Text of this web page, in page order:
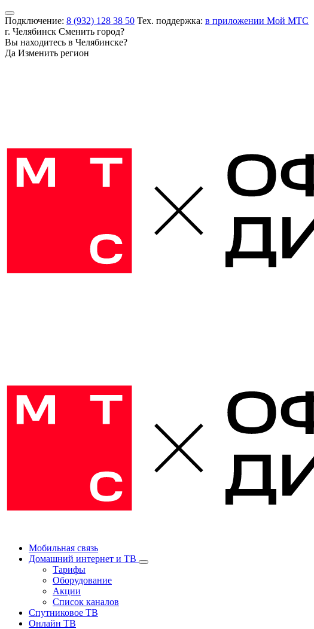
Подключение: 8 (932) 128 38 50 Тех. поддержка: в приложении Мой МТС
г. Челябинск Сменить город?
Вы находитесь в Челябинске?
Да Изменить регион
Мобильная связь
Домашний интернет и ТВ
Тарифы
Оборудование
Акции
Список каналов
Спутниковое ТВ
Онлайн ТВ